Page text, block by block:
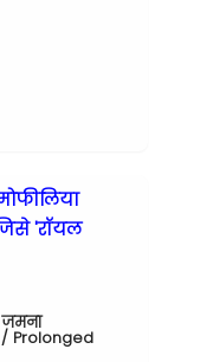
'रॉयल
Prolonged